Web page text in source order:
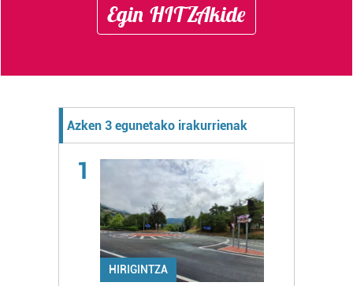
Egin HITZAkide
Azken 3 egunetako irakurrienak
1
HIRIGINTZA